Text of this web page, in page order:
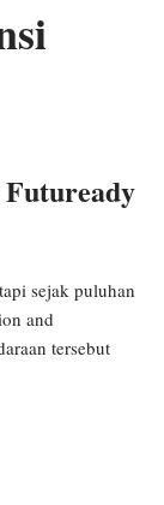
sejak puluhan
and
tersebut